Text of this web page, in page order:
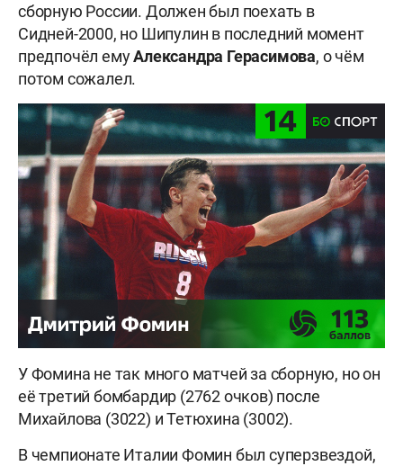
сборную России. Должен был поехать в
Сидней-2000, но Шипулин в последний момент
предпочёл емуАлександра Герасимова, о чём
потом сожалел.
У Фомина не так много матчей за сборную, но он
её третий бомбардир (2762 очков) после
Михайлова (3022) и Тетюхина (3002).
В чемпионате Италии Фомин был суперзвездой,